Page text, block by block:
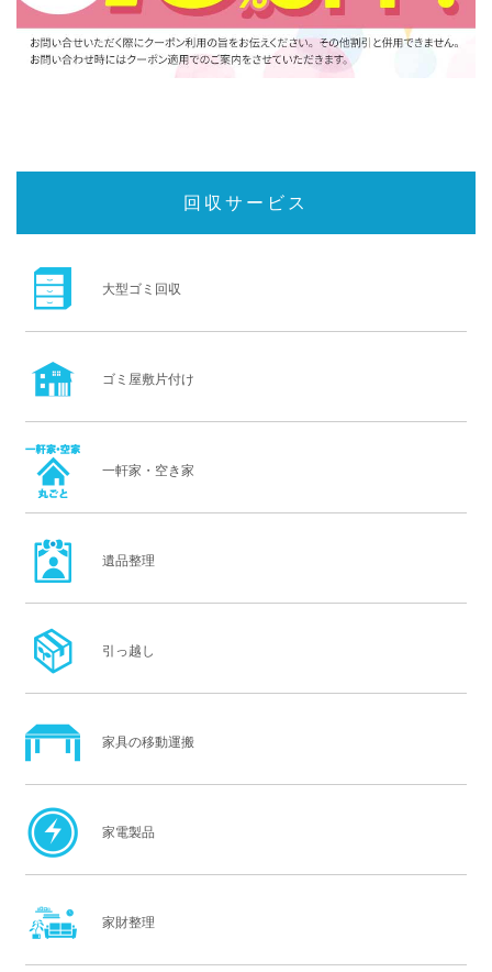
回収サービス
大型ゴミ回収
ゴミ屋敷片付け
一軒家・空き家
遺品整理
引っ越し
家具の移動運搬
家電製品
家財整理